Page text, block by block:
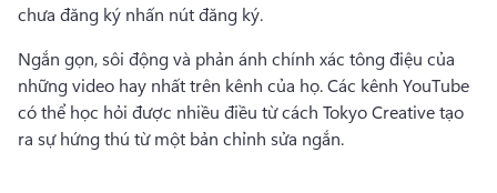
chưa đăng ký nhấn nút đăng ký.
Ngắn gọn, sôi động và phản ánh chính xác tông điệu của
những video hay nhất trên kênh của họ. Các kênh YouTube
có thể học hỏi được nhiều điều từ cách Tokyo Creative tạo
ra sự hứng thú từ một bản chỉnh sửa ngắn.